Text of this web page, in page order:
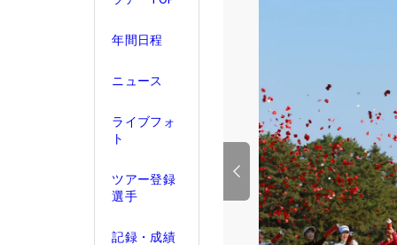
年間日程
ニュース
ライブフォ
ト
ツアー登録
選手
記録・成績